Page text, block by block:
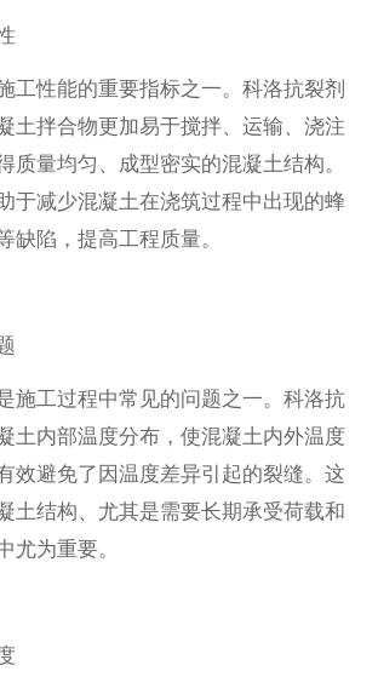
工性能的重要指标之一。科洛抗裂剂
土拌合物更加易于搅拌、运输、浇注
质量均匀、成型密实的混凝土结构。
于减少混凝土在浇筑过程中出现的蜂
缺陷，提高工程质量。
施工过程中常见的问题之一。科洛抗
土内部温度分布，使混凝土内外温度
效避免了因温度差异引起的裂缝。这
土结构、尤其是需要长期承受荷载和
尤为重要。